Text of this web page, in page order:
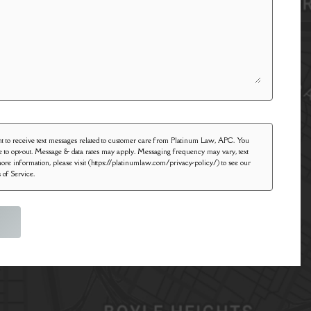
to receive text messages related to customer care from Platinum Law, APC. You
opt-out. Message & data rates may apply. Messaging frequency may vary, text
information, please visit (https://platinumlaw.com/privacy-policy/) to see our
of Service.